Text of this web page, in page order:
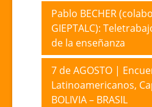
Navegación
de
entradas
Pablo BECHER
GIEPTALC):
de la enseñanza
7 de AGOSTO |
Latinoamericanos,
BOLIVIA – BRASIL